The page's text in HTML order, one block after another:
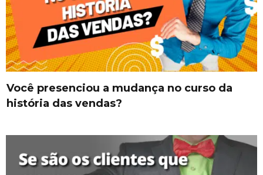
Você presenciou a mudança no curso da
história das vendas?